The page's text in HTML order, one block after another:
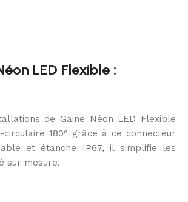
LED Flexible :
de Gaine Néon LED Flexible
circulaire 180° grâce à ce connecteur
et étanche IP67, il simplifie les
sur mesure.